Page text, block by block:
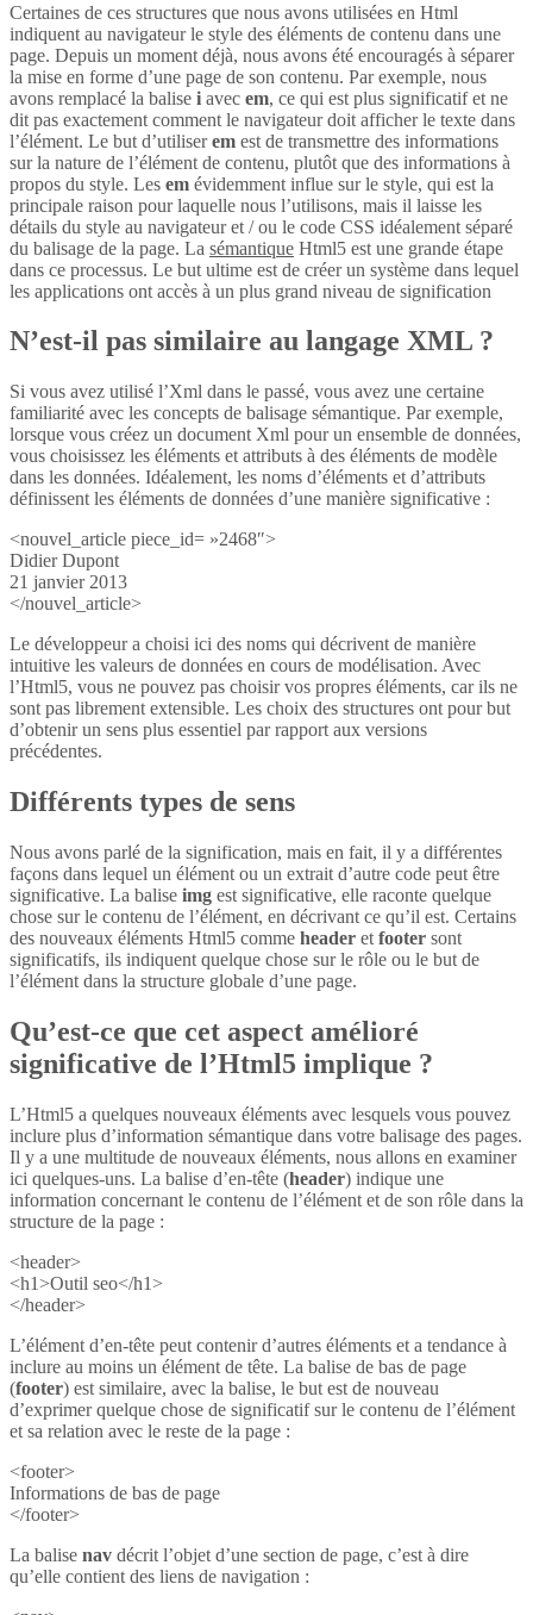
Certaines de ces structures que nous avons utilisées en Html
indiquent au navigateur le style des éléments de contenu dans une
page. Depuis un moment déjà, nous avons été encouragés à séparer
la mise en forme d’une page de son contenu. Par exemple, nous
avons remplacé la balise i avec em, ce qui est plus significatif et ne
dit pas exactement comment le navigateur doit afficher le texte dans
l’élément. Le but d’utiliserem est de transmettre des informations
sur la nature de l’élément de contenu, plutôt que des informations à
propos du style. Les em évidemment influe sur le style, qui est la
principale raison pour laquelle nous l’utilisons, mais il laisse les
détails du style au navigateur et / ou le code CSS idéalement séparé
du balisage de la page. La sémantique Html5 est une grande étape
dans ce processus. Le but ultime est de créer un système dans lequel
les applications ont accès à un plus grand niveau de signification
N’est-il pas similaire au langage XML ?
Si vous avez utilisé l’Xml dans le passé, vous avez une certaine
familiarité avec les concepts de balisage sémantique. Par exemple,
lorsque vous créez un document Xml pour un ensemble de données,
vous choisissez les éléments et attributs à des éléments de modèle
dans les données. Idéalement, les noms d’éléments et d’attributs
définissent les éléments de données d’une manière significative :
<nouvel_article piece_id= »2468″>
Didier Dupont
21 janvier 2013
</nouvel_article>
Le développeur a choisi ici des noms qui décrivent de manière
intuitive les valeurs de données en cours de modélisation. Avec
l’Html5, vous ne pouvez pas choisir vos propres éléments, car ils ne
sont pas librement extensible. Les choix des structures ont pour but
d’obtenir un sens plus essentiel par rapport aux versions
précédentes.
Différents types de sens
Nous avons parlé de la signification, mais en fait, il y a différentes
façons dans lequel un élément ou un extrait d’autre code peut être
significative. La balise img est significative, elle raconte quelque
chose sur le contenu de l’élément, en décrivant ce qu’il est. Certains
des nouveaux éléments Html5 comme header et footer sont
significatifs, ils indiquent quelque chose sur le rôle ou le but de
l’élément dans la structure globale d’une page.
Qu’est-ce que cet aspect amélioré
significative de l’Html5 implique ?
L’Html5 a quelques nouveaux éléments avec lesquels vous pouvez
inclure plus d’information sémantique dans votre balisage des pages.
Il y a une multitude de nouveaux éléments, nous allons en examiner
ici quelques-uns. La balise d’en-tête (header) indique une
information concernant le contenu de l’élément et de son rôle dans la
structure de la page :
<header>
<h1>Outil seo</h1>
</header>
L’élément d’en-tête peut contenir d’autres éléments et a tendance à
inclure au moins un élément de tête. La balise de bas de page
(footer) est similaire, avec la balise, le but est de nouveau
d’exprimer quelque chose de significatif sur le contenu de l’élément
et sa relation avec le reste de la page :
<footer>
Informations de bas de page
</footer>
La balise nav décrit l’objet d’une section de page, c’est à dire
qu’elle contient des liens de navigation :